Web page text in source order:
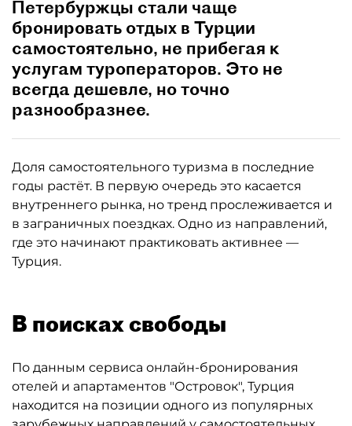
Петербуржцы стали чаще
бронировать отдых в Турции
самостоятельно, не прибегая к
услугам туроператоров. Это не
всегда дешевле, но точно
разнообразнее.
Доля самостоятельного туризма в последние
годы растёт. В первую очередь это касается
внутреннего рынка, но тренд прослеживается и
в заграничных поездках. Одно из направлений,
где это начинают практиковать активнее —
Турция.
В поисках свободы
По данным сервиса онлайн-бронирования
отелей и апартаментов "Островок", Турция
находится на позиции одного из популярных